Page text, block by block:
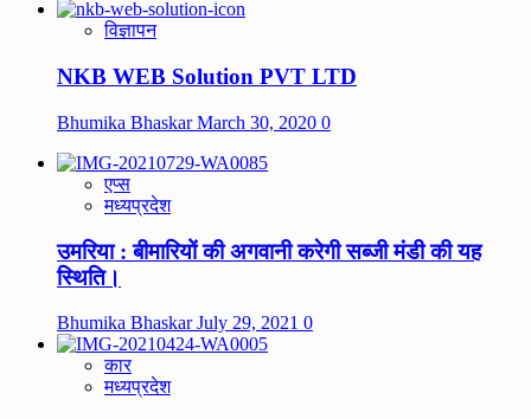
विज्ञापन
NKB WEB Solution PVT LTD
Bhumika BhaskarMarch 30, 2020 0
एप्स
मध्यप्रदेश
उमरिया : बीमारियों की अगवानी करेगी सब्जी मंडी की यह
स्थिति।
Bhumika BhaskarJuly 29, 2021 0
कार
मध्यप्रदेश